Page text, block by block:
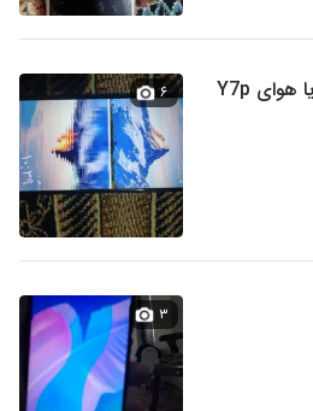
۶
۳